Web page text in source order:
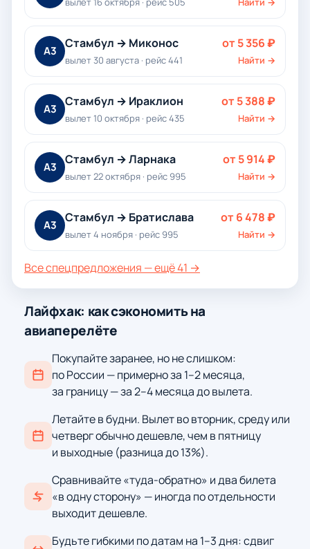
A3
Стамбул → Миконос
вылет 30 августа · рейс 441
от 5 356 ₽
Найти →
A3
Стамбул → Ираклион
вылет 10 октября · рейс 435
от 5 388 ₽
Найти →
A3
Стамбул → Ларнака
вылет 22 октября · рейс 995
от 5 914 ₽
Найти →
A3
Стамбул → Братислава
вылет 4 ноября · рейс 995
от 6 478 ₽
Найти →
Все спецпредложения — ещё 41 →
Лайфхак: как сэкономить на
авиаперелёте
Покупайте заранее, но не слишком:
по России — примерно за 1–2 месяца,
за границу — за 2–4 месяца до вылета.
Летайте в будни. Вылет во вторник, среду или
четверг обычно дешевле, чем в пятницу
и выходные (разница до 13%).
Сравнивайте «туда-обратно» и два билета
«в одну сторону» — иногда по отдельности
выходит дешевле.
Будьте гибкими по датам на 1–3 дня: сдвиг